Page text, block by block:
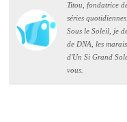
Titou, fondatrice
séries
Sous le Soleil, je
de DNA, les
d'Un Si Grand
vous.